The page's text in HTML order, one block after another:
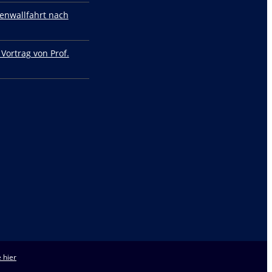
nach
von Prof.
hier